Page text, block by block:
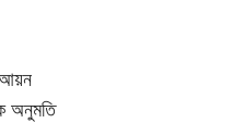
আয়ন
অনুমতি